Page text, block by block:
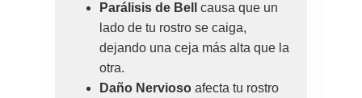
Parálisis de Bell
causa que un
lado de tu rostro se caiga,
dejando una ceja más alta que la
otra.
Daño Nervioso afecta tu rostro